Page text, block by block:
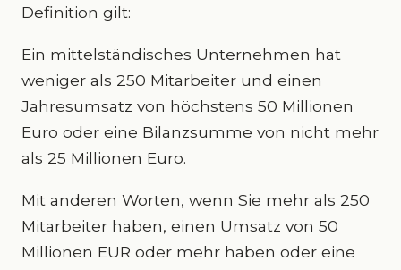
Definition gilt:
Ein mittelständisches Unternehmen hat
weniger als 250 Mitarbeiter und einen
Jahresumsatz von höchstens 50 Millionen
Euro oder eine Bilanzsumme von nicht mehr
als 25 Millionen Euro.
Mit anderen Worten, wenn Sie mehr als 250
Mitarbeiter haben, einen Umsatz von 50
Millionen EUR oder mehr haben oder eine